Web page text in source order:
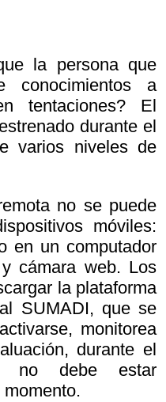
la persona que
conocimientos a
tentaciones? El
durante el
varios niveles de
no se puede
móviles:
en un computador
cámara web. Los
la plataforma
SUMADI, que se
monitorea
durante el
no debe estar